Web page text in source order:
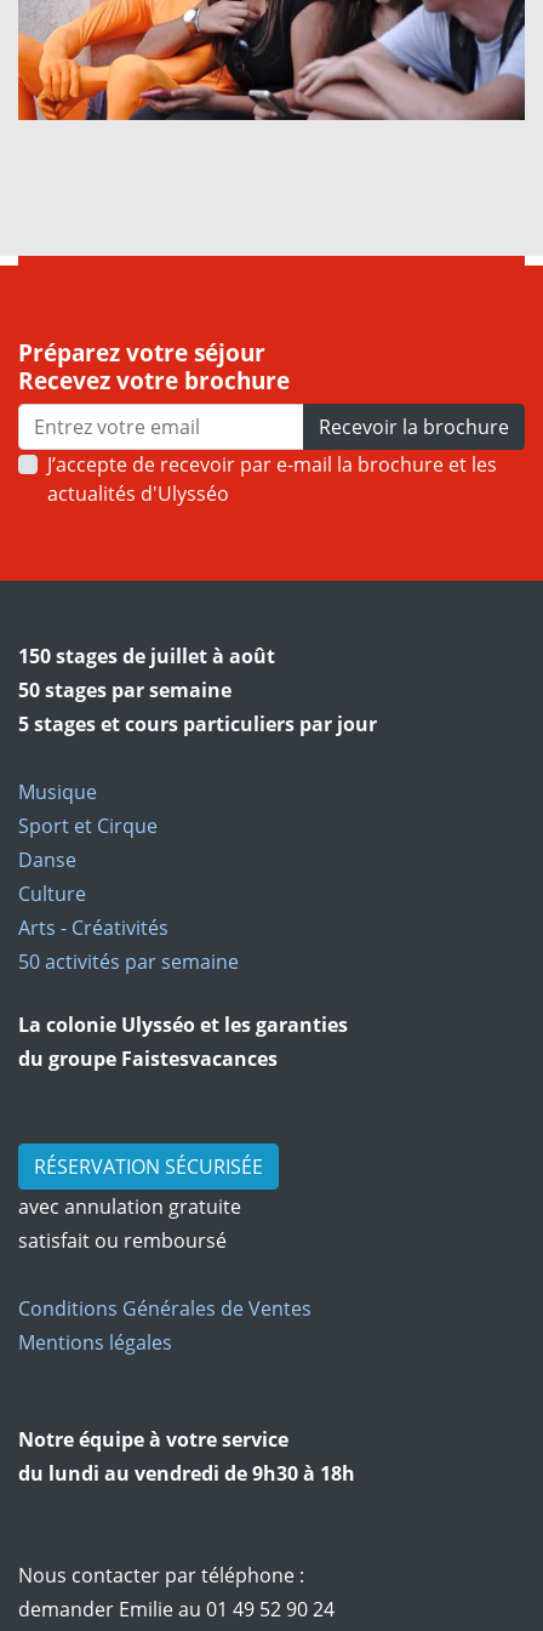
Préparez votre séjour
Recevez votre brochure
Recevoir la brochure
J’accepte de recevoir par e-mail la brochure et les
actualités d'Ulysséo
150 stages de juillet à août
50 stages par semaine
5 stages et cours particuliers par jour
Musique
Sport et Cirque
Danse
Culture
Arts - Créativités
50 activités par semaine
La colonie Ulysséo et les garanties
du groupe Faistesvacances
RÉSERVATION SÉCURISÉE
avec annulation gratuite
satisfait ou remboursé
Conditions Générales de Ventes
Mentions légales
Notre équipe à votre service
du lundi au vendredi de 9h30 à 18h
Nous contacter par téléphone :
demander Emilie au 01 49 52 90 24